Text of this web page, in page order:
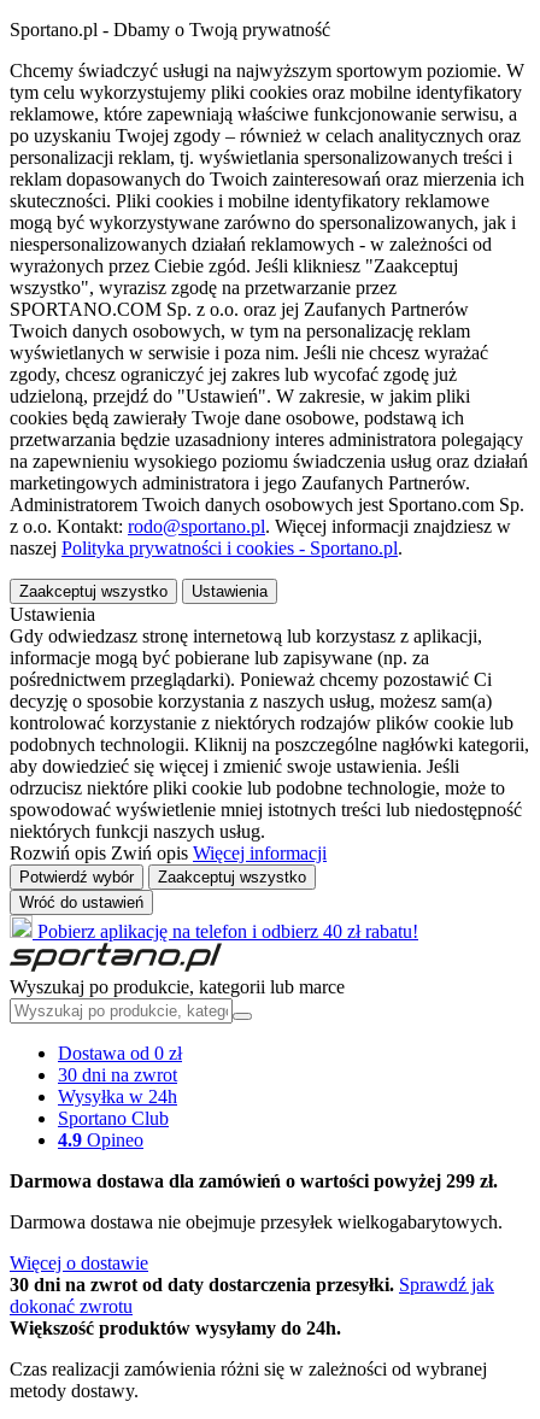
Sportano.pl - Dbamy o Twoją prywatność
Chcemy świadczyć usługi na najwyższym sportowym poziomie. W
tym celu wykorzystujemy pliki cookies oraz mobilne identyfikatory
reklamowe, które zapewniają właściwe funkcjonowanie serwisu, a
po uzyskaniu Twojej zgody – również w celach analitycznych oraz
personalizacji reklam, tj. wyświetlania spersonalizowanych treści i
reklam dopasowanych do Twoich zainteresowań oraz mierzenia ich
skuteczności. Pliki cookies i mobilne identyfikatory reklamowe
mogą być wykorzystywane zarówno do spersonalizowanych, jak i
niespersonalizowanych działań reklamowych - w zależności od
wyrażonych przez Ciebie zgód. Jeśli klikniesz "Zaakceptuj
wszystko", wyrazisz zgodę na przetwarzanie przez
SPORTANO.COM Sp. z o.o. oraz jej Zaufanych Partnerów
Twoich danych osobowych, w tym na personalizację reklam
wyświetlanych w serwisie i poza nim. Jeśli nie chcesz wyrażać
zgody, chcesz ograniczyć jej zakres lub wycofać zgodę już
udzieloną, przejdź do "Ustawień". W zakresie, w jakim pliki
cookies będą zawierały Twoje dane osobowe, podstawą ich
przetwarzania będzie uzasadniony interes administratora polegający
na zapewnieniu wysokiego poziomu świadczenia usług oraz działań
marketingowych administratora i jego Zaufanych Partnerów.
Administratorem Twoich danych osobowych jest Sportano.com Sp.
z o.o. Kontakt: rodo@sportano.pl. Więcej informacji znajdziesz w
naszej Polityka prywatności i cookies - Sportano.pl.
Zaakceptuj wszystko Ustawienia
Ustawienia
Gdy odwiedzasz stronę internetową lub korzystasz z aplikacji,
informacje mogą być pobierane lub zapisywane (np. za
pośrednictwem przeglądarki). Ponieważ chcemy pozostawić Ci
decyzję o sposobie korzystania z naszych usług, możesz sam(a)
kontrolować korzystanie z niektórych rodzajów plików cookie lub
podobnych technologii. Kliknij na poszczególne nagłówki kategorii,
aby dowiedzieć się więcej i zmienić swoje ustawienia. Jeśli
odrzucisz niektóre pliki cookie lub podobne technologie, może to
spowodować wyświetlenie mniej istotnych treści lub niedostępność
niektórych funkcji naszych usług.
Rozwiń opis Zwiń opis Więcej informacji
Potwierdź wybór
Zaakceptuj wszystko
Wróć do ustawień
Pobierz aplikację na telefon i odbierz 40 zł rabatu!
Wyszukaj po produkcie, kategorii lub marce
Dostawa od 0 zł
30 dni na zwrot
Wysyłka w 24h
Sportano Club
4.9 Opineo
Darmowa dostawa dla zamówień o wartości powyżej 299 zł.
Darmowa dostawa nie obejmuje przesyłek wielkogabarytowych.
Więcej o dostawie
30 dni na zwrot od daty dostarczenia przesyłki. Sprawdź jak
dokonać zwrotu
Większość produktów wysyłamy do 24h.
Czas realizacji zamówienia różni się w zależności od wybranej
metody dostawy.